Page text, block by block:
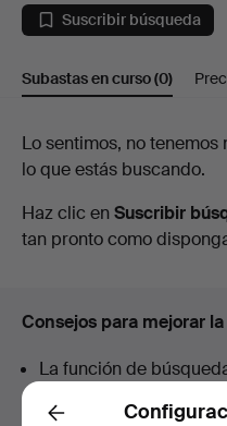
porcelana
en
Colombos
Suscribir búsqueda
Subastas en curso(0)
Subastas
curso
Lo sentimos, no
lo que estás buscando.
Haz clic en Suscribir
tan pronto como
Consejos para mejorar
La función de
resultados parabraz